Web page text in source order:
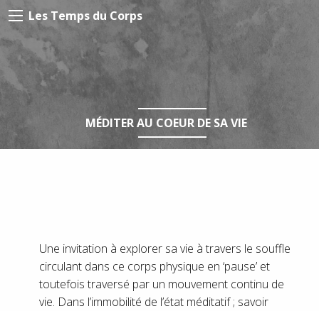
Les Temps du Corps
MÉDITER AU COEUR DE SA VIE
Une invitation à explorer sa vie à travers le souffle
circulant dans ce corps physique en ‘pause’ et
toutefois traversé par un mouvement continu de
vie. Dans l’immobilité de l’état méditatif ; savoir